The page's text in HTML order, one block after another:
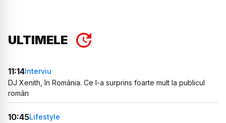
ULTIMELE
11:14Interviu
DJ Xenith, în România. Ce l-a surprins foarte mult la publicul
român
10:45Lifestyle